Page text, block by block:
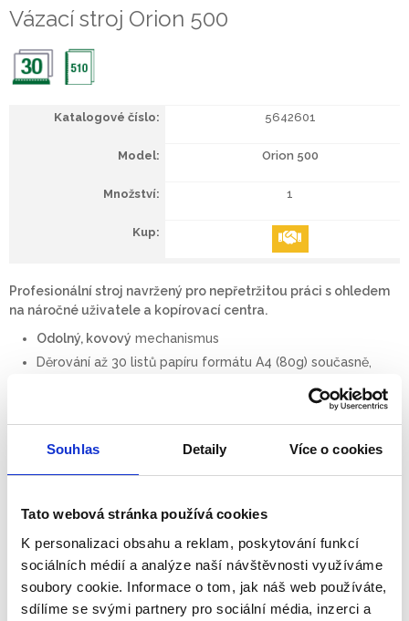
Souhlas Detaily Více o cookies
Tato webová stránka používá cookies
K personalizaci obsahu a reklam, poskytování funkcí
sociálních médií a analýze naší návštěvnosti využíváme
soubory cookie. Informace o tom, jak náš web používáte,
sdílíme se svými partnery pro sociální média, inzerci a
Vázací stroj Orion 500
5642601
Orion 500
1
Profesionální stroj navržený pro nepřetržitou práci s ohledem
na náročné uživatele a kopírovací centra.
Odolný, kovový mechanismus
Děrování až 30 listů papíru formátu A4 (80g) současně,
21 vyřaditelné perforačních nožů
Nastavitelná vzdálenost děrování od okraje dokumentu,
a obálky
Velký odpadní šuplík s možností uložení plastových hřbetů
Záruka 1 rok